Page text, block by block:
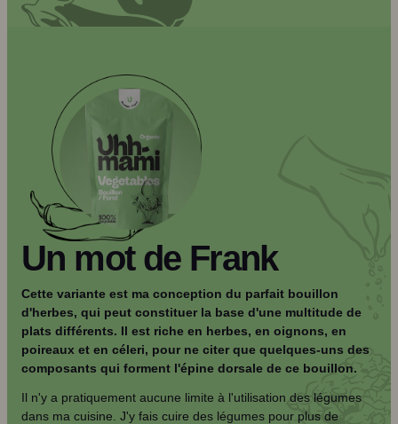
Un mot de Frank
Cette variante est ma conception du parfait bouillon
d'herbes, qui peut constituer la base d'une multitude de
plats différents. Il est riche en herbes, en oignons, en
poireaux et en céleri, pour ne citer que quelques-uns des
composants qui forment l'épine dorsale de ce bouillon.
Il n'y a pratiquement aucune limite à l'utilisation des légumes
dans ma cuisine. J'y fais cuire des légumes pour plus de